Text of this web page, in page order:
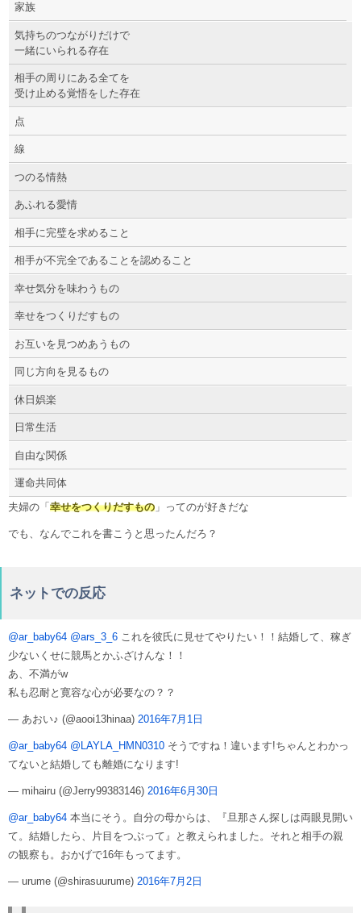
家族
気持ちのつながりだけで
一緒にいられる存在
相手の周りにある全てを
受け止める覚悟をした存在
点
線
つのる情熱
あふれる愛情
相手に完璧を求めること
相手が不完全であることを認めること
幸せ気分を味わうもの
幸せをつくりだすもの
お互いを見つめあうもの
同じ方向を見るもの
休日娯楽
日常生活
自由な関係
運命共同体
夫婦の「 幸せをつくりだすもの 」ってのが好きだな
でも、なんでこれを書こうと思ったんだろ？
ネットでの反応
@ar_baby64 @ars_3_6 これを彼氏に見せてやりたい！！結婚して、稼ぎ
少ないくせに競馬とかふざけんな！！
あ、不満がw
私も忍耐と寛容な心が必要なの？？
— あおい♪ (@aooi13hinaa) 2016年7月1日
@ar_baby64 @LAYLA_HMN0310 そうですね！違います!ちゃんとわかっ
てないと結婚しても離婚になります!
— mihairu (@Jerry99383146) 2016年6月30日
@ar_baby64 本当にそう。自分の母からは、『旦那さん探しは両眼見開い
て。結婚したら、片目をつぶって』と教えられました。それと相手の親
の観察も。おかげで16年もってます。
— urume (@shirasuurume) 2016年7月2日